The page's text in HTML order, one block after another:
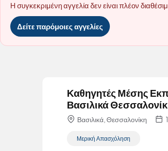
Η συγκεκριμένη αγγελία δεν είναι πλέον
Δείτε παρόμοιες αγγελίες
Καθηγητές Μέσης
Βασιλικά
Βασιλικά, Θεσσαλονίκη
Μερική Απασχόληση